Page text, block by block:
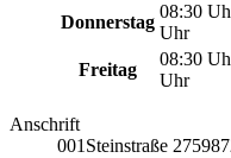
Donnerstag
08:30
Uhr
Freitag
08:30
Uhr
Anschrift
001 Steinstraße 27